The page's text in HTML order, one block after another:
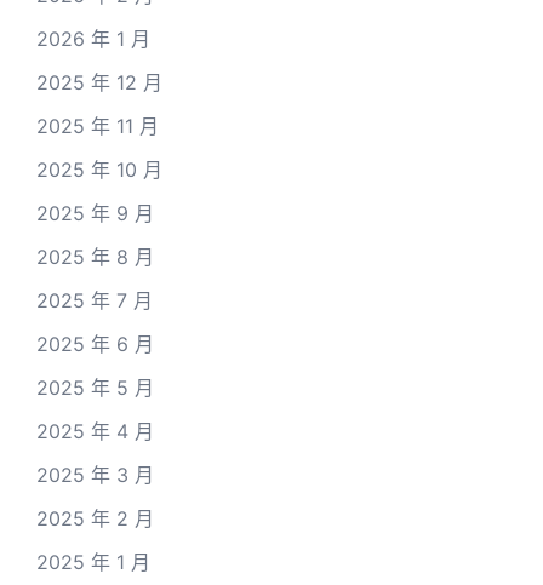
2026 年 1 月
2025 年 12 月
2025 年 11 月
2025 年 10 月
2025 年 9 月
2025 年 8 月
2025 年 7 月
2025 年 6 月
2025 年 5 月
2025 年 4 月
2025 年 3 月
2025 年 2 月
2025 年 1 月